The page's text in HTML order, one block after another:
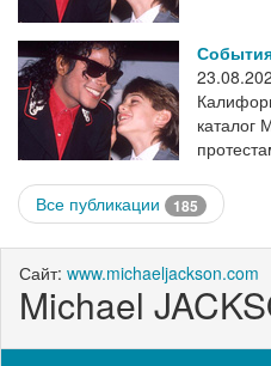
каталог
Все публикации 185
Сайт: www.michaeljackson.com
Michael